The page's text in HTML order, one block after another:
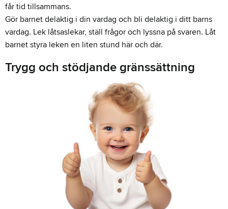
får tid tillsammans.
Gör barnet delaktig i din vardag och bli delaktig i ditt barns
vardag. Lek låtsaslekar, ställ frågor och lyssna på svaren. Låt
barnet styra leken en liten stund här och där.
Trygg och stödjande gränssättning